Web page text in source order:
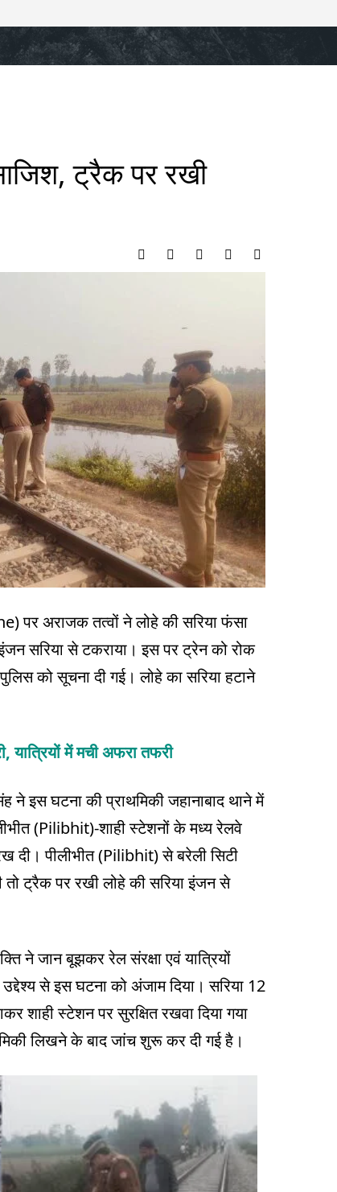
टेक – ऑटो राज्य मनोरंजन लाइफस्टाइल
ट्रैक पर रखी
पर अराजक तत्वों ने लोहे की सरिया फंसा
सरिया से टकराया। इस पर ट्रेन को रोक
को सूचना दी गई। लोहे का सरिया हटाने
यात्रियों में मची अफरा तफरी
ने इस घटना की प्राथमिकी जहानाबाद थाने में
(Pilibhit)-शाही स्टेशनों के मध्य रेलवे
दी। पीलीभीत (Pilibhit) से बरेली सिटी
ट्रैक पर रखी लोहे की सरिया इंजन से
ने जान बूझकर रेल संरक्षा एवं यात्रियों
से इस घटना को अंजाम दिया। सरिया 12
शाही स्टेशन पर सुरक्षित रखवा दिया गया
लिखने के बाद जांच शुरू कर दी गई है।